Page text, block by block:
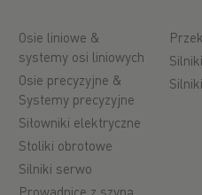
Osie liniowe &
systemy osi liniowych
Osie precyzyjne &
Systemy precyzyjne
Siłowniki elektryczne
Stoliki obrotowe
Silniki serwo